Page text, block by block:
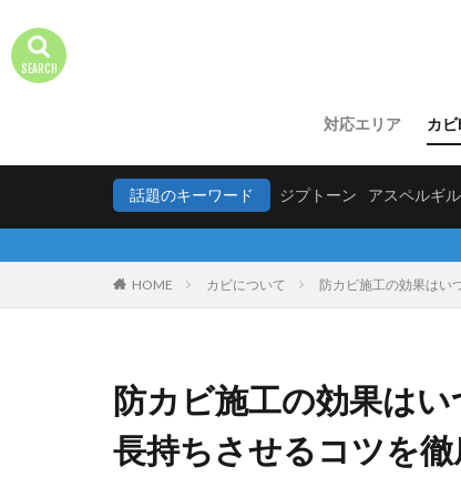
対応エリア カ
話題のキーワード ジプトーン アスペルギ
HOME カビについて 防カビ施工の効果はい
防カビ施工の効果は
長持ちさせるコツを徹